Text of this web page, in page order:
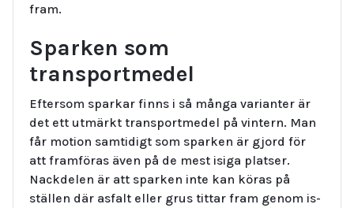
fram.
Sparken som
transportmedel
Eftersom sparkar finns i så många varianter är
det ett utmärkt transportmedel på vintern. Man
får motion samtidigt som sparken är gjord för
att framföras även på de mest isiga platser.
Nackdelen är att sparken inte kan köras på
ställen där asfalt eller grus tittar fram genom is-